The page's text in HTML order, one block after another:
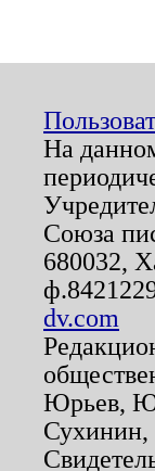
На
Союза
680032,
dv.com
Юрьев,
Сухинин,